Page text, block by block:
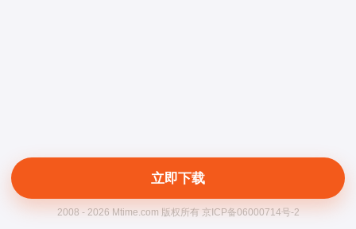
立即下载
2008 - 2026 Mtime.com 版权所有 京ICP备06000714号-2